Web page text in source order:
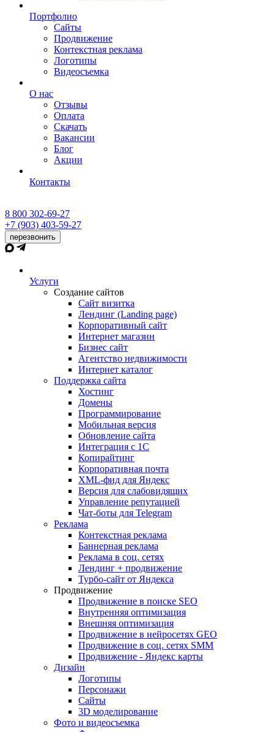
Портфолио
Сайты
Продвижение
Контекстная реклама
Логотипы
Видеосъемка
О нас
Отзывы
Оплата
Скачать
Вакансии
Блог
Акции
Контакты
8 800 302-69-27
+7 (903) 403-59-27
перезвонить
Услуги
Создание сайтов
Сайт визитка
Лендинг (Landing page)
Корпоративный сайт
Интернет магазин
Бизнес сайт
Агентство недвижимости
Интернет каталог
Поддержка сайта
Хостинг
Домены
Программирование
Мобильная версия
Обновление сайта
Интеграция с 1С
Копирайтинг
Корпоративная почта
XML-фид для Яндекс
Версия для слабовидящих
Управление репутацией
Чат-боты для Telegram
Реклама
Контекстная реклама
Баннерная реклама
Реклама в соц. сетях
Лендинг + продвижение
Турбо-сайт от Яндекса
Продвижение
Продвижение в поиске SEO
Внутренняя оптимизация
Внешняя оптимизация
Продвижение в нейросетях GEO
Продвижение в соц. сетях SMM
Продвижение - Яндекс карты
Дизайн
Логотипы
Персонажи
Сайты
3D моделирование
Фото и видеосъемка